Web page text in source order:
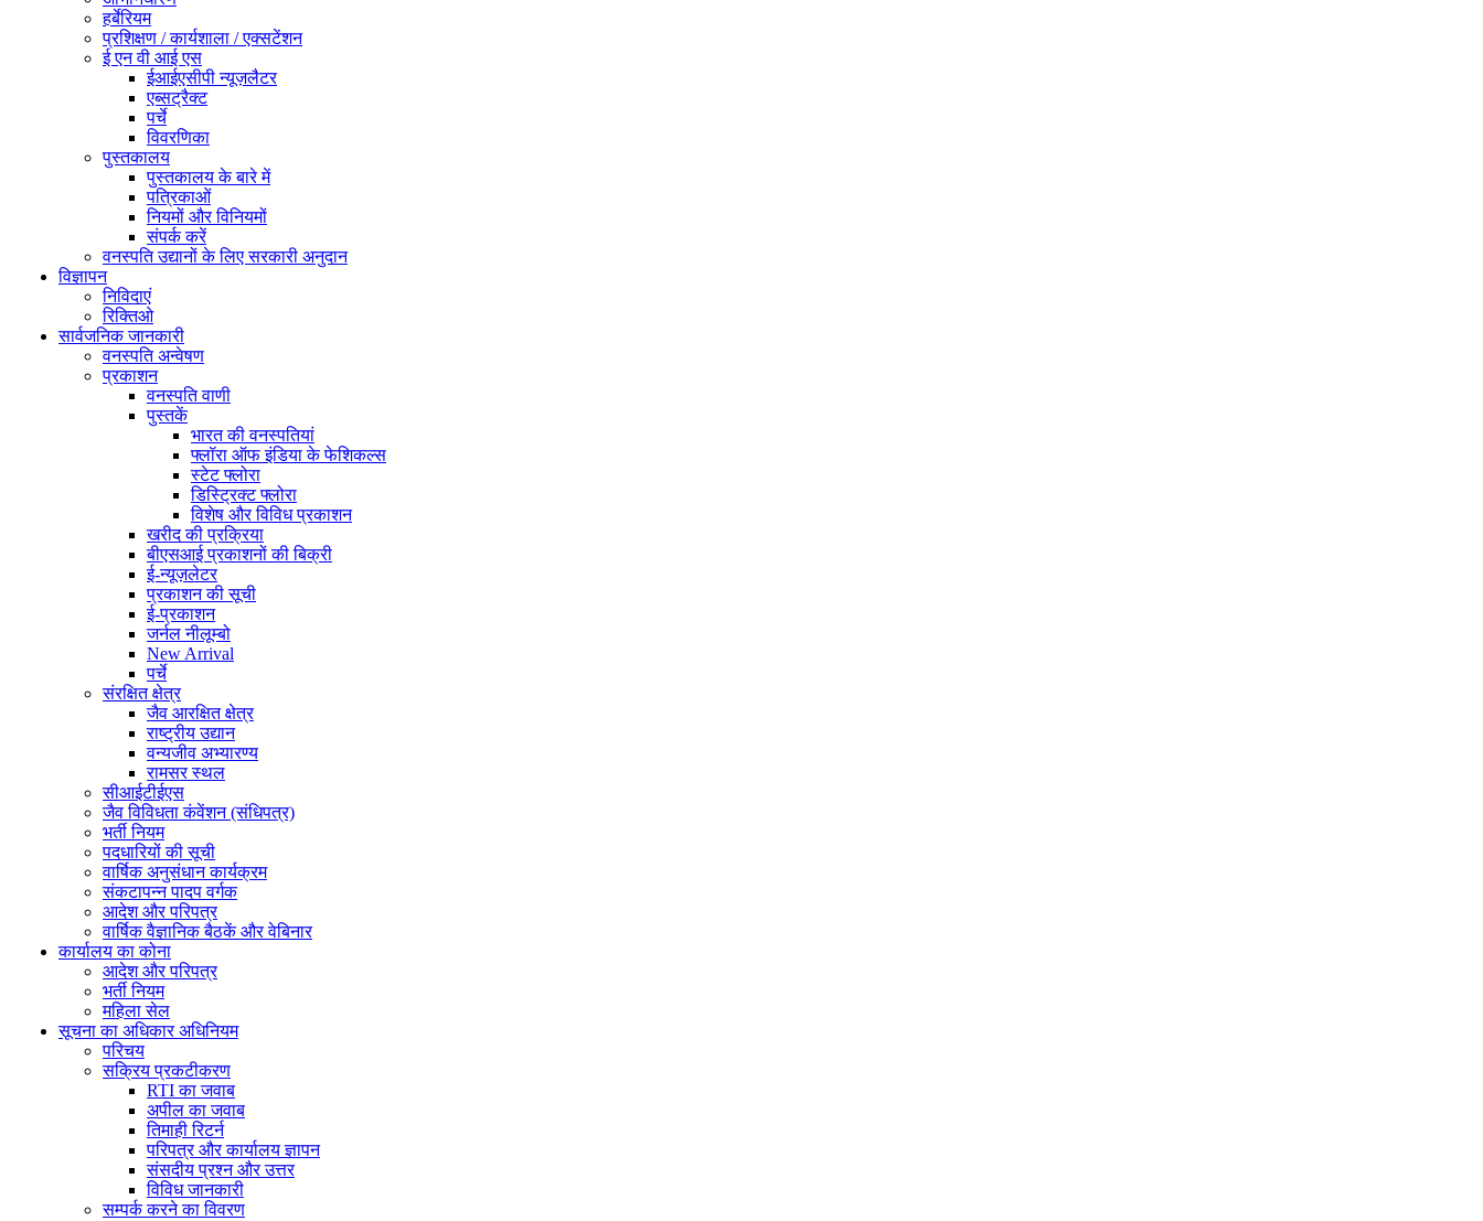
हर्बेरियम
प्रशिक्षण / कार्यशाला / एक्सटेंशन
ई एन वी आई एस
ईआईएसीपी न्यूज़लैटर
एब्सट्रैक्ट
पर्चे
विवरणिका
पुस्तकालय
पुस्तकालय के बारे में
पत्रिकाओं
नियमों और विनियमों
संपर्क करें
वनस्पति उद्यानों के लिए सरकारी अनुदान
विज्ञापन
निविदाएं
रिक्तिओ
सार्वजनिक जानकारी
वनस्पति अन्वेषण
प्रकाशन
वनस्पति वाणी
पुस्तकें
भारत की वनस्पतियां
फ्लॉरा ऑफ इंडिया के फेशिकल्स
स्टेट फ्लोरा
डिस्ट्रिक्ट फ्लोरा
विशेष और विविध प्रकाशन
खरीद की प्रक्रिया
बीएसआई प्रकाशनों की बिक्री
ई-न्यूज़लेटर
प्रकाशन की सूची
ई-प्रकाशन
जर्नल नीलूम्बो
New Arrival
पर्चे
संरक्षित क्षेत्र
जैव आरक्षित क्षेत्र
राष्ट्रीय उद्यान
वन्यजीव अभ्यारण्य
रामसर स्थल
सीआईटीईएस
जैव विविधता कंवेंशन (संधिपत्र)
भर्ती नियम
पदधारियों की सूची
वार्षिक अनुसंधान कार्यक्रम
संकटापन्न पादप वर्गक
आदेश और परिपत्र
वार्षिक वैज्ञानिक बैठकें और वेबिनार
कार्यालय का कोना
आदेश और परिपत्र
भर्ती नियम
महिला सेल
सूचना का अधिकार अधिनियम
परिचय
सक्रिय प्रकटीकरण
RTI का जवाब
अपील का जवाब
तिमाही रिटर्न
परिपत्र और कार्यालय ज्ञापन
संसदीय प्रश्न और उत्तर
विविध जानकारी
सम्पर्क करने का विवरण